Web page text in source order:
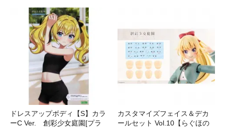
ドレスアップボディ【S】カラ
ーC Ver. 創彩少女庭園[プラ
カスタマイズフェイス＆デカ
ールセット Vol.10【らぐほの